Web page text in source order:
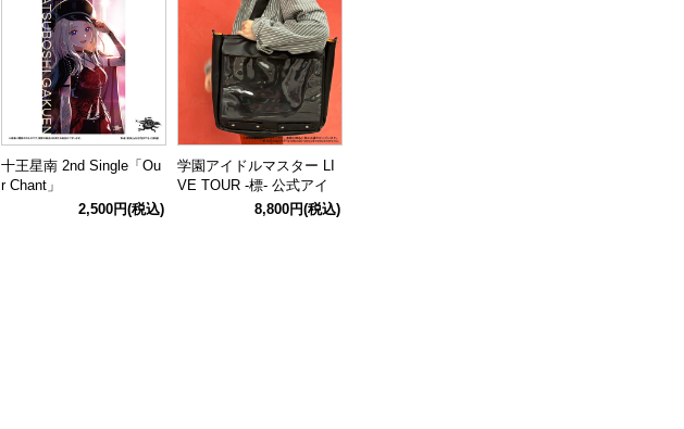
十王星南 2nd Single「Ou
r Chant」
2,500円(税込)
学園アイドルマスター LI
VE TOUR -標- 公式アイ
ドル応援3wayトートバッ
8,800円(税込)